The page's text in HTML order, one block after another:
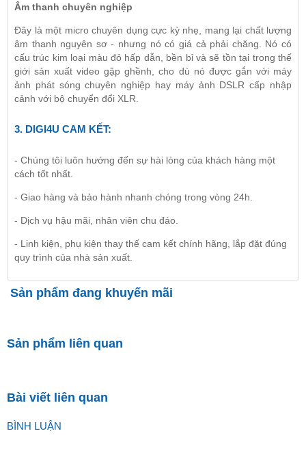
Âm thanh chuyên nghiệp
Đây là một micro chuyên dụng cực kỳ nhẹ, mang lại chất lượng
âm thanh nguyên sơ - nhưng nó có giá cả phải chăng. Nó có
cấu trúc kim loại màu đỏ hấp dẫn, bền bỉ và sẽ tồn tại trong thế
giới sản xuất video gập ghềnh, cho dù nó được gắn với máy
ảnh phát sóng chuyên nghiệp hay máy ảnh DSLR cấp nhập
cảnh với bộ chuyển đổi XLR.
3. DIGI4U CAM KẾT:
- Chúng tôi luôn hướng đến sự hài lòng của khách hàng một
cách tốt nhất.
- Giao hàng và bảo hành nhanh chóng trong vòng 24h.
- Dịch vụ hậu mãi, nhân viên chu đáo.
- Linh kiện, phụ kiện thay thế cam kết chính hãng, lắp đặt đúng
quy trình của nhà sản xuất.
Sản phẩm đang khuyến mãi
Sản phẩm liên quan
Bài viết liên quan
BÌNH LUẬN